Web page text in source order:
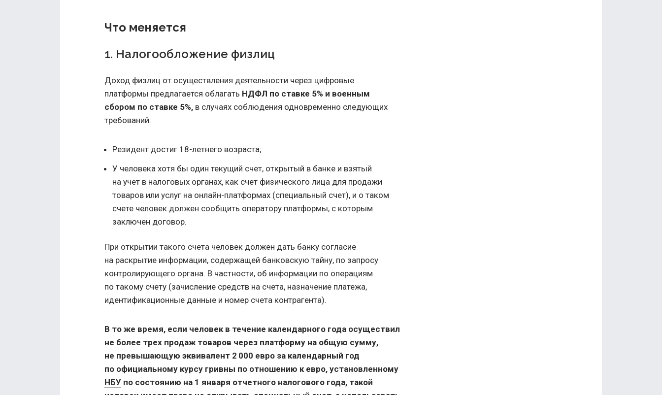
Что меняется
1. Налогообложение физлиц
Доход физлиц от осуществления деятельности через цифровые
платформы предлагается облагать НДФЛ по ставке 5% и военным
сбором по ставке 5%, в случаях соблюдения одновременно следующих
требований:
Резидент достиг 18-летнего возраста;
У человека хотя бы один текущий счет, открытый в банке и взятый
на учет в налоговых органах, как счет физического лица для продажи
товаров или услуг на онлайн-платформах (специальный счет), и о таком
счете человек должен сообщить оператору платформы, с которым
заключен договор.
При открытии такого счета человек должен дать банку согласие
на раскрытие информации, содержащей банковскую тайну, по запросу
контролирующего органа. В частности, об информации по операциям
по такому счету (зачисление средств на счета, назначение платежа,
идентификационные данные и номер счета контрагента).
В то же время, если человек в течение календарного года осуществил
не более трех продаж товаров через платформу на общую сумму,
не превышающую эквивалент 2 000 евро за календарный год
по официальному курсу гривны по отношению к евро, установленному
НБУ по состоянию на 1 января отчетного налогового года, такой